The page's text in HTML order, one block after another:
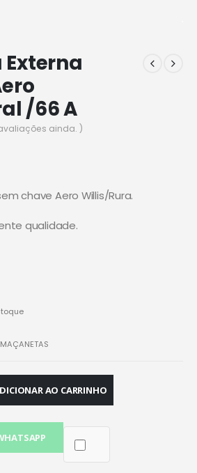
/66 A
ainda. )
chave Aero Willis/Rura.
qualidade.
AO CARRINHO